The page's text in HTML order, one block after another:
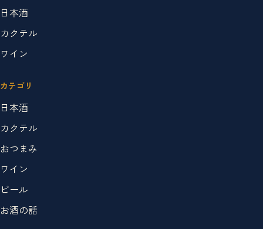
日本酒
カクテル
ワイン
カテゴリ
日本酒
カクテル
おつまみ
ワイン
ビール
お酒の話